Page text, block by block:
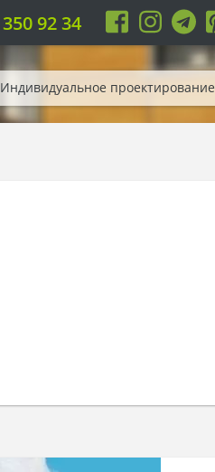
350 92 34
Индивидуальное проектирование